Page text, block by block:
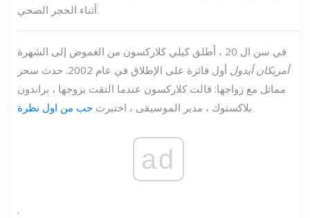
أثناء الحجر الصحي.
في سن ال 20 ، أطلق كيلي كلاركسون من الغموض إلى الشهرة
أمريكان أيدول
أول فائزة على الإطلاق في عام 2002. حدث سحر
مماثل مع زواجها: قالت كلاركسون عندما التقت بزوجها ، براندون
بلاكستوك ، مدير الموسيقى ، اختبرت حب من اول نظرة
ad
.